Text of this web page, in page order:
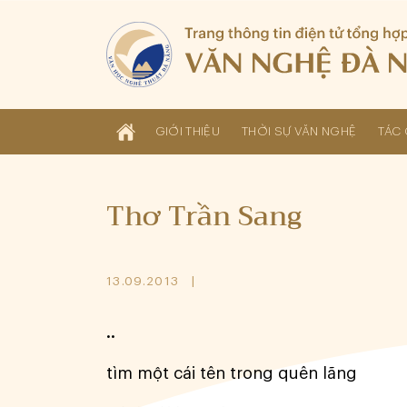
GIỚI THIỆU THỜI SỰ VĂN NGHỆ TÁC
Thơ Trần Sang
13.09.2013
..
tìm một cái tên trong quên lãng